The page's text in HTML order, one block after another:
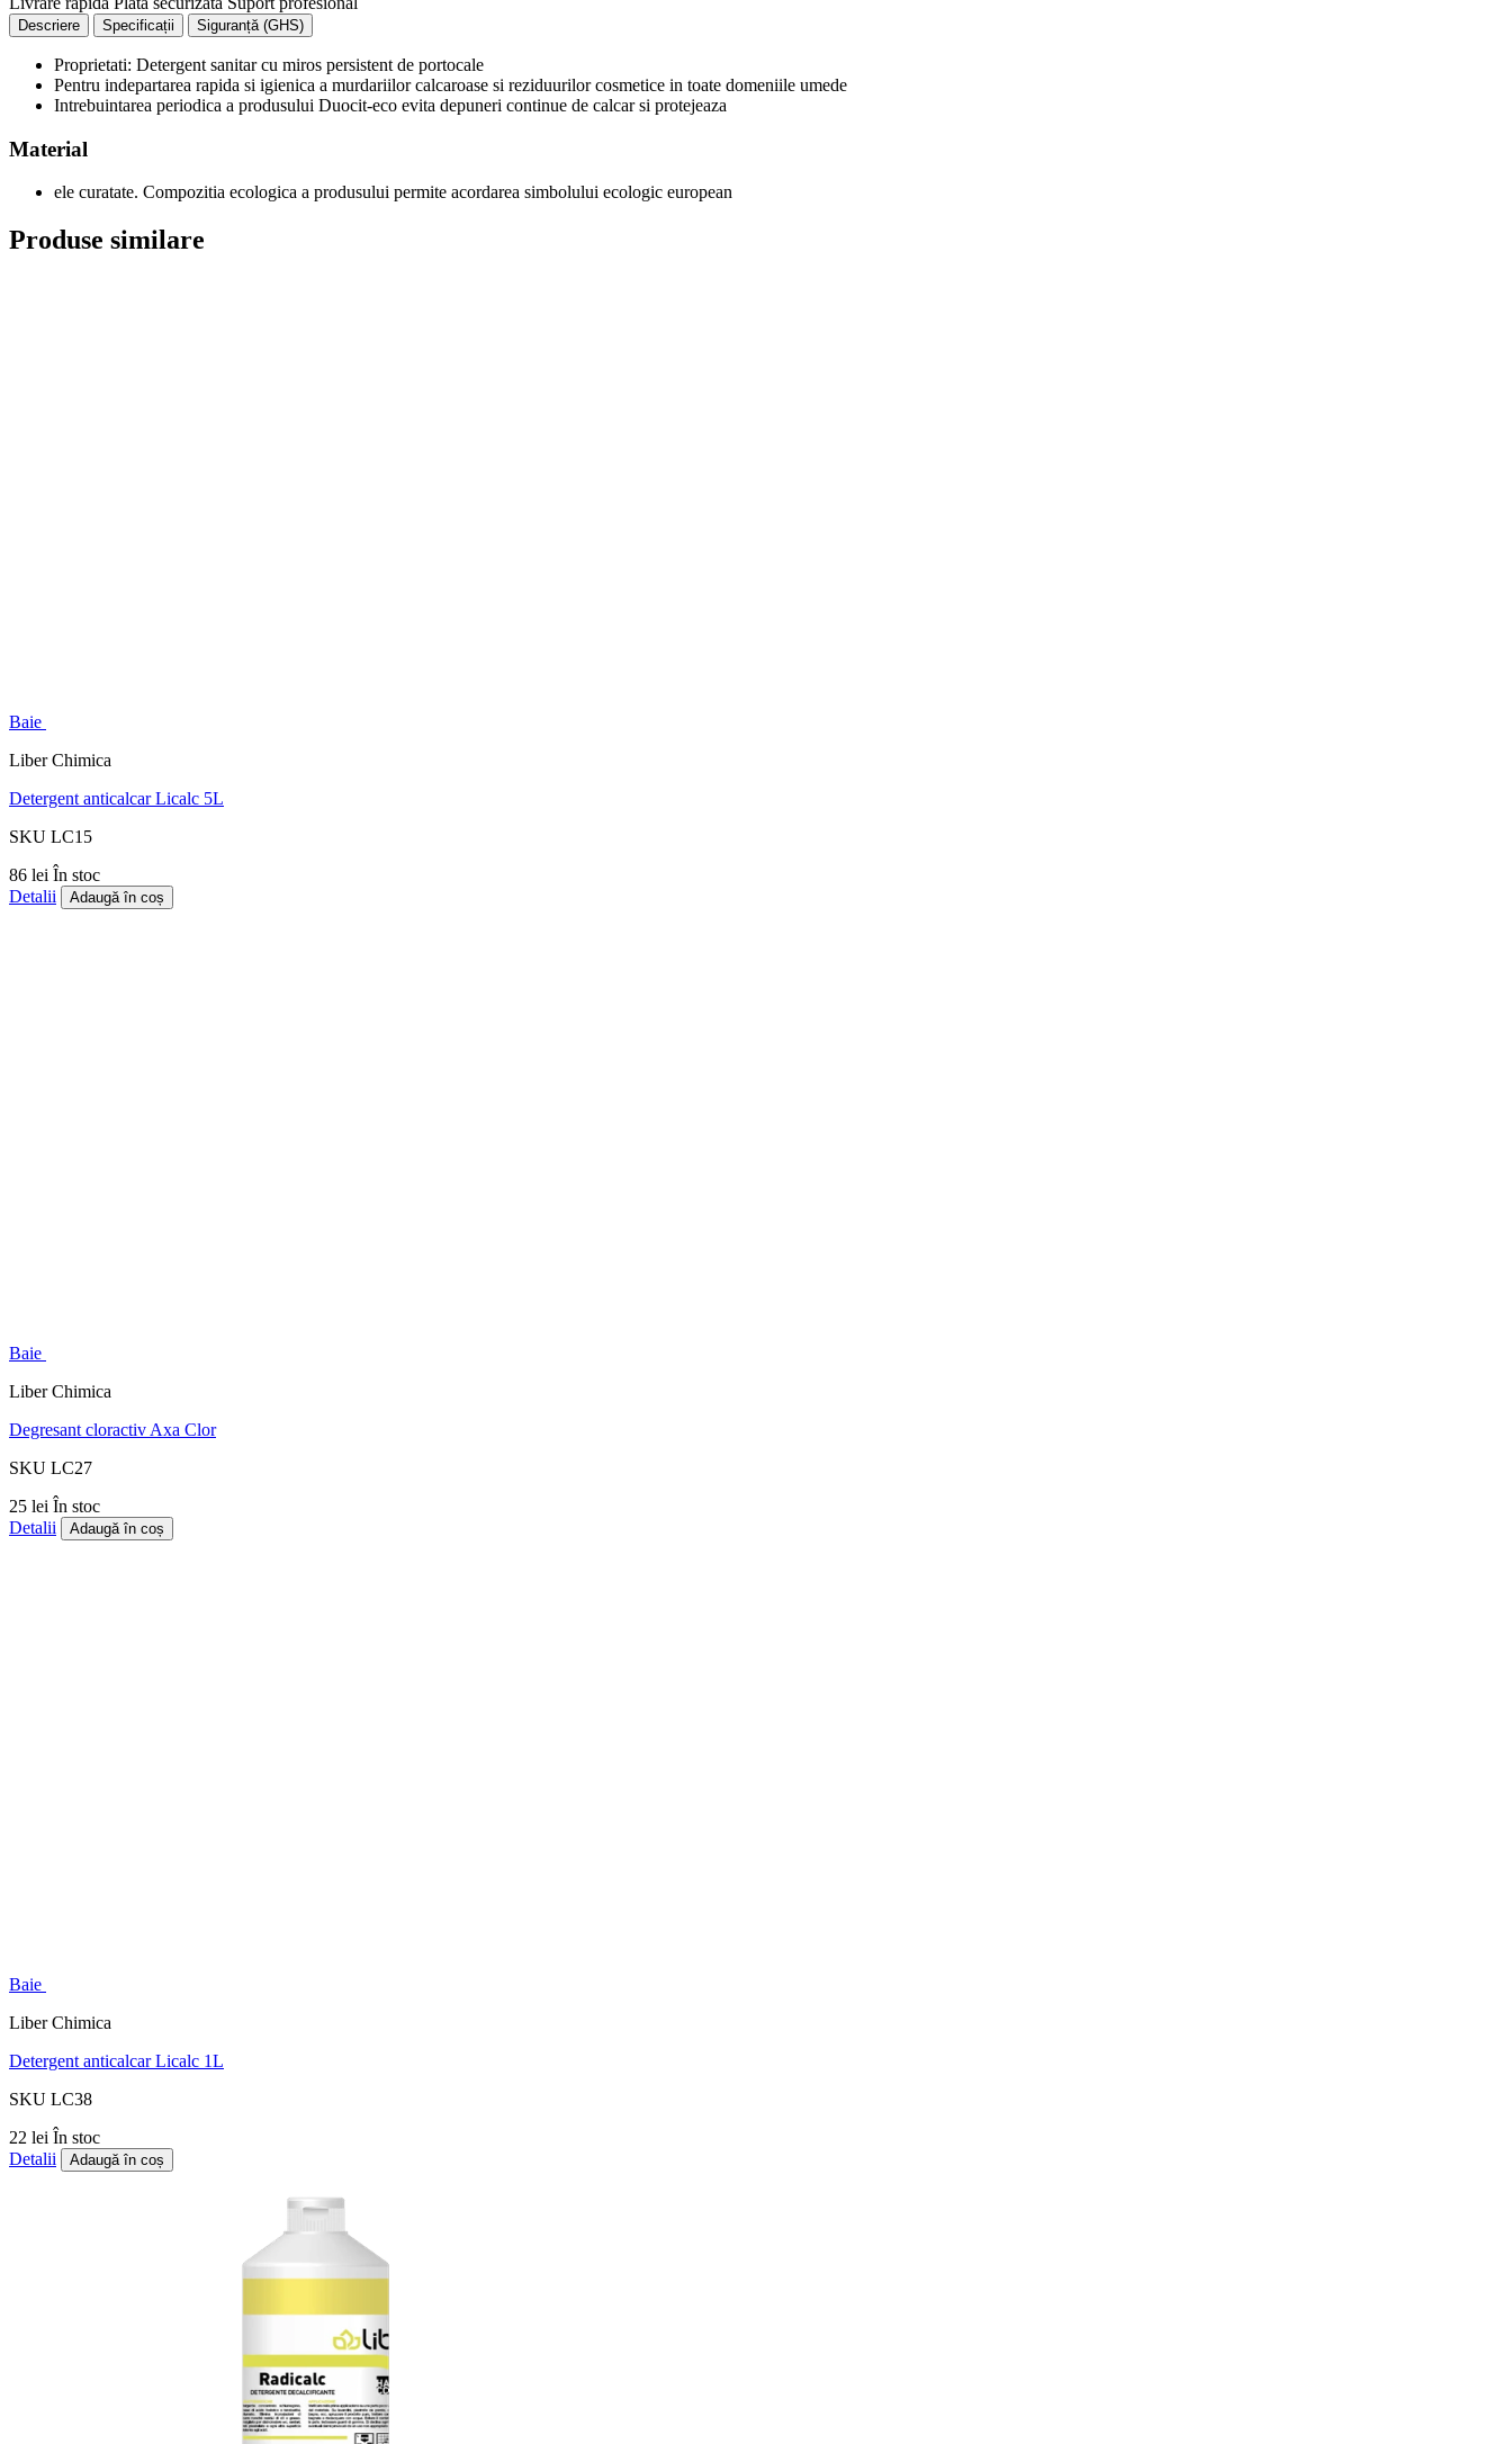
Descriere Specificații Siguranță (GHS)
Proprietati: Detergent sanitar cu miros persistent de portocale
Pentru indepartarea rapida si igienica a murdariilor calcaroase si reziduurilor cosmetice in toate domeniile umede
Intrebuintarea periodica a produsului Duocit-eco evita depuneri continue de calcar si protejeaza
Material
ele curatate. Compozitia ecologica a produsului permite acordarea simbolului ecologic european
Produse similare
Baie
Liber Chimica
Detergent anticalcar Licalc 5L
SKU LC15
86 lei În stoc
Detalii
Adaugă în coș
Baie
Liber Chimica
Degresant cloractiv Axa Clor
SKU LC27
25 lei În stoc
Detalii
Adaugă în coș
Baie
Liber Chimica
Detergent anticalcar Licalc 1L
SKU LC38
22 lei În stoc
Detalii
Adaugă în coș